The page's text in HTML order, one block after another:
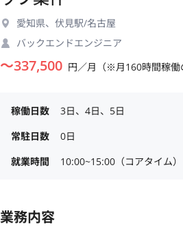
愛知県、伏見駅/名古屋
バックエンドエンジニア
〜337,500 円／月（※月160時間稼働
稼働日数
3日、4日、5日
常駐日数
0日
就業時間
10:00~15:00（コアタイム）
業務内容